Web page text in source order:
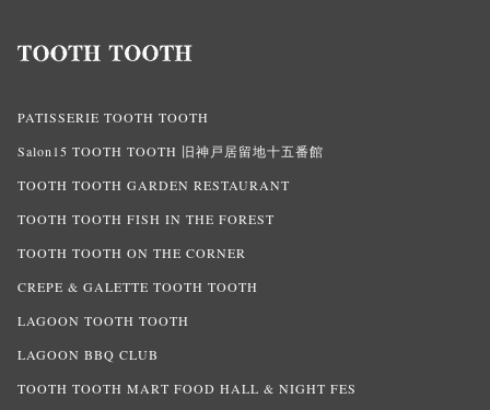
PATISSERIE TOOTH TOOTH
Salon15 TOOTH TOOTH 旧神戸居留地十五番館
TOOTH TOOTH GARDEN RESTAURANT
TOOTH TOOTH FISH IN THE FOREST
TOOTH TOOTH ON THE CORNER
CREPE & GALETTE TOOTH TOOTH
LAGOON TOOTH TOOTH
LAGOON BBQ CLUB
TOOTH TOOTH MART FOOD HALL & NIGHT FES